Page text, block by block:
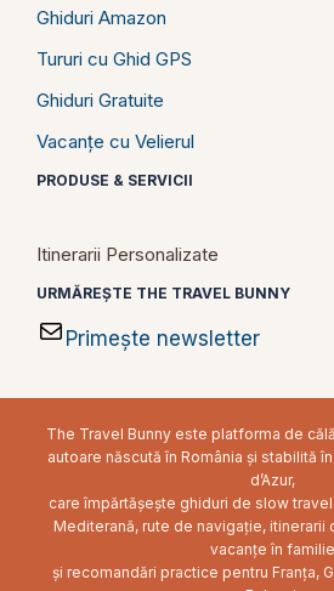
Ghiduri Amazon
Tururi cu Ghid GPS
Ghiduri Gratuite
Vacanțe cu Velierul
PRODUSE & SERVICII
Itinerarii Personalizate
URMĂREȘTE THE TRAVEL BUNNY
Primește newsletter
The Travel Bunny este platforma de
autoare născută în România și stabilită
d’Azur,
care împărtășește ghiduri de slow
Mediterană, rute de navigație, itinerarii
vacanțe în familie
și recomandări practice pentru Franța,